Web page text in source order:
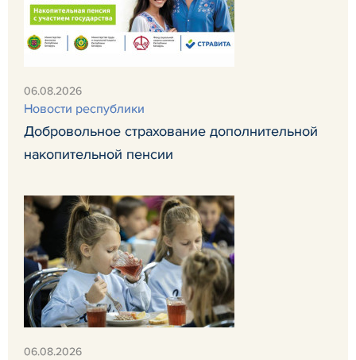
06.08.2026
Новости республики
Добровольное страхование дополнительной
накопительной пенсии
06.08.2026